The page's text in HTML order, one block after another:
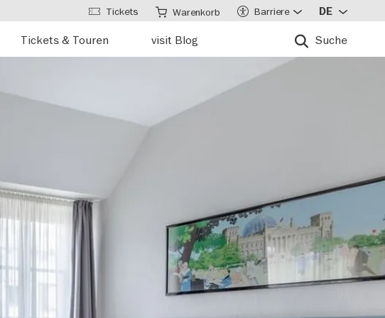
Tickets & Touren visit Blog Suche
Tickets Warenkorb Barriere DE